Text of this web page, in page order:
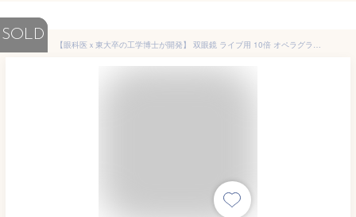
SOLD
【眼科医ｘ東大卒の工学博士が開発】 双眼鏡 ライブ用 10倍 オペラグラス コンサート用 スポーツ観戦用 超軽量 140g 【日本ブランド】 Ruxis (ブラック)